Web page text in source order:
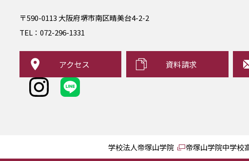
〒590-0113 大阪府堺市南区晴美台4-2-2
TEL： 072-296-1331
アクセス 資料請求
学校法人帝塚山学院 帝塚山学院中学校